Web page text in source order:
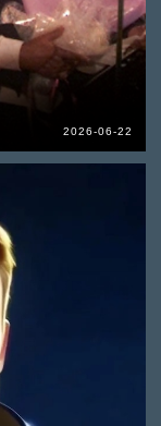
2026-06-22